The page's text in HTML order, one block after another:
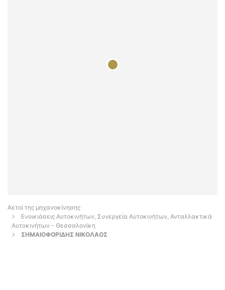
Αετοί της μηχανοκίνησης
Ενοικιάσεις Αυτοκινήτων, Συνεργεία Αυτοκινήτων, Ανταλλακτικά
Αυτοκινήτων - Θεσσαλονίκη
ΣΗΜΑΙΟΦΟΡΙΔΗΣ ΝΙΚΟΛΑΟΣ